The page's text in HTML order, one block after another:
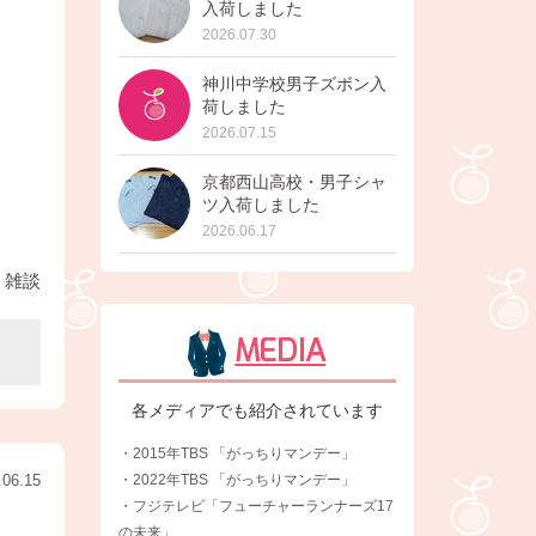
雑談
入荷しました
2026.07.30
神川中学校男子ズボン入
荷しました
2026.07.15
京都西山高校・男子シャ
ツ入荷しました
2026.06.17
MEDIA
各メディアでも紹介されています
・2015年TBS 「がっちりマンデー」
・2022年TBS 「がっちりマンデー」
・フジテレビ「フューチャーランナーズ17
の未来」